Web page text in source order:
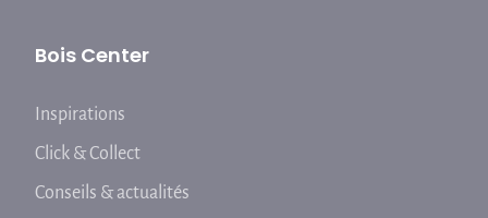
Bois Center
Inspirations
Click & Collect
Conseils & actualités